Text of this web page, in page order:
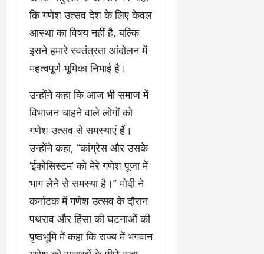
कि गणेश उत्सव देश के लिए केवल
आस्था का विषय नहीं है, बल्कि
इसने हमारे स्वतंत्रता आंदोलन में
महत्वपूर्ण भूमिका निभाई है।
उन्होंने कहा कि आज भी समाज में
विभाजन चाहने वाले लोगों को
गणेश उत्सव से समस्याएं हैं।
उन्होंने कहा, ‘‘कांग्रेस और उसके
‘ईकोसिस्टम’ को मेरे गणेश पूजा में
भाग लेने से समस्या है।’’ मोदी ने
कर्नाटक में गणेश उत्सव के दौरान
पथराव और हिंसा की घटनाओं की
पृष्ठभूमि में कहा कि राज्य में भगवान